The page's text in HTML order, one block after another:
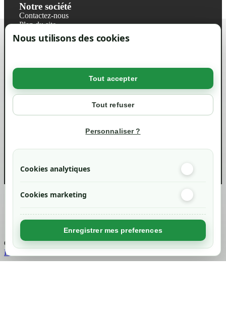
Nous utilisons des cookies
Tout accepter
Tout refuser
Personnaliser ?
Cookies analytiques
Cookies marketing
Enregistrer mes preferences
Notre société
Contactez-nous
Plan du site
Magasin
Mentions légales
Politique de confidentialité RGPD
Votre compte
info@green-tech-shop.com
Created byNageoconcept
Chargement...
Retour en haut